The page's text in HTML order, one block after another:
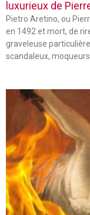
luxurieux de
Pietro Aretino, ou
en 1492 et mort, de
graveleuse
scandaleux,